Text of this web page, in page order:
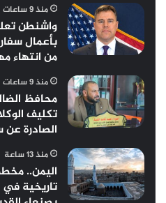
منذ 9 ساعات
واشنطن
بأعمال
من انتهاء
منذ 9 ساعات
محافظ
تكليف
الصادرة
منذ 13 ساعة
اليمن..
تاريخية في